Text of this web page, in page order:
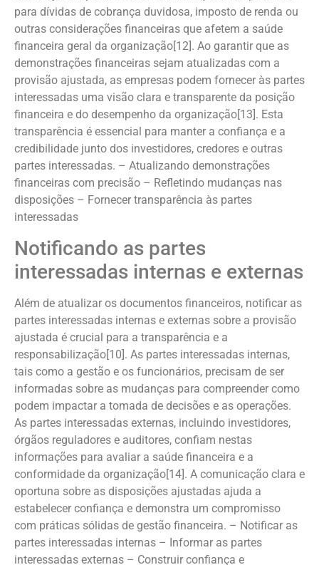
para dívidas de cobrança duvidosa, imposto de renda ou
outras considerações financeiras que afetem a saúde
financeira geral da organização[12]. Ao garantir que as
demonstrações financeiras sejam atualizadas com a
provisão ajustada, as empresas podem fornecer às partes
interessadas uma visão clara e transparente da posição
financeira e do desempenho da organização[13]. Esta
transparência é essencial para manter a confiança e a
credibilidade junto dos investidores, credores e outras
partes interessadas. – Atualizando demonstrações
financeiras com precisão – Refletindo mudanças nas
disposições – Fornecer transparência às partes
interessadas
Notificando as partes
interessadas internas e externas
Além de atualizar os documentos financeiros, notificar as
partes interessadas internas e externas sobre a provisão
ajustada é crucial para a transparência e a
responsabilização[10]. As partes interessadas internas,
tais como a gestão e os funcionários, precisam de ser
informadas sobre as mudanças para compreender como
podem impactar a tomada de decisões e as operações.
As partes interessadas externas, incluindo investidores,
órgãos reguladores e auditores, confiam nestas
informações para avaliar a saúde financeira e a
conformidade da organização[14]. A comunicação clara e
oportuna sobre as disposições ajustadas ajuda a
estabelecer confiança e demonstra um compromisso
com práticas sólidas de gestão financeira. – Notificar as
partes interessadas internas – Informar as partes
interessadas externas – Construir confiança e